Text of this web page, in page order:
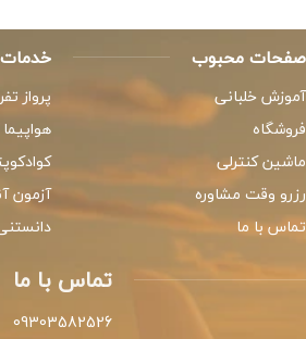
صفحات محبوب
آموزش خلبانی
فروشگاه
ماشین کنترلی
رزرو وقت مشاوره
تماس با ما
پرواز
آزمون
تماس با ما
09303582526